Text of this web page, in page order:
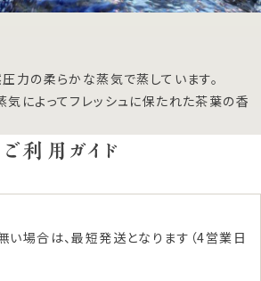
力の柔らかな蒸気で蒸しています。
によってフレッシュに保たれた茶葉の香
ご利用ガイド
場合は、最短発送となります（4営業日